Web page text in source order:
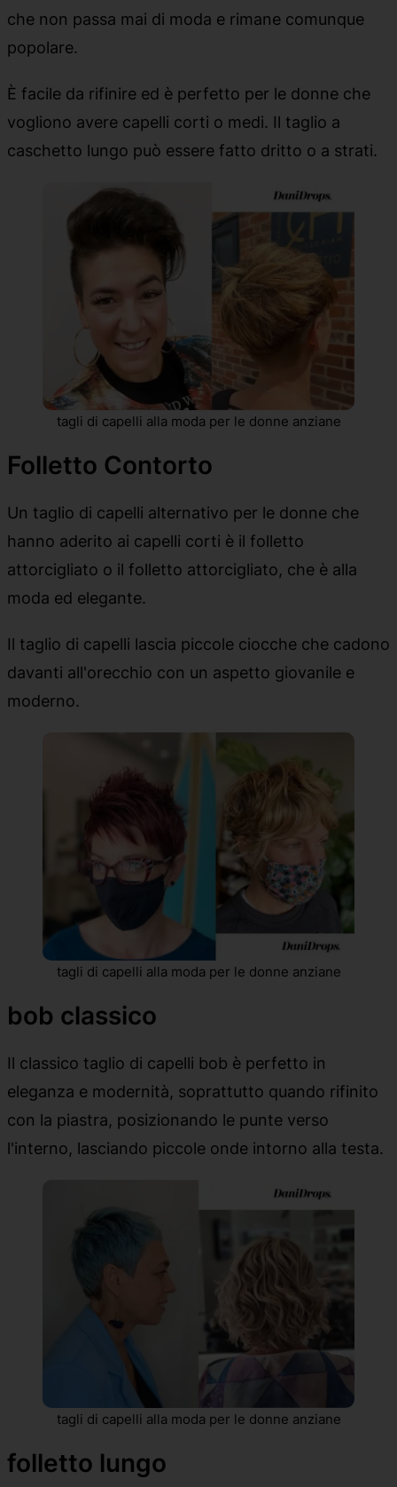
che non passa mai di moda e rimane comunque
popolare.
È facile da rifinire ed è perfetto per le donne che
vogliono avere capelli corti o medi. Il taglio a
caschetto lungo può essere fatto dritto o a strati.
tagli di capelli alla moda per le donne anziane
Folletto Contorto
Un taglio di capelli alternativo per le donne che
hanno aderito ai capelli corti è il folletto
attorcigliato o il folletto attorcigliato, che è alla
moda ed elegante.
Il taglio di capelli lascia piccole ciocche che cadono
davanti all'orecchio con un aspetto giovanile e
moderno.
tagli di capelli alla moda per le donne anziane
bob classico
Il classico taglio di capelli bob è perfetto in
eleganza e modernità, soprattutto quando rifinito
con la piastra, posizionando le punte verso
l'interno, lasciando piccole onde intorno alla testa.
tagli di capelli alla moda per le donne anziane
folletto lungo